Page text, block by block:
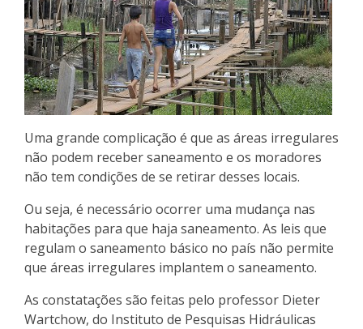
Uma grande complicação é que as áreas irregulares
não podem receber saneamento e os moradores
não tem condições de se retirar desses locais.
Ou seja, é necessário ocorrer uma mudança nas
habitações para que haja saneamento. As leis que
regulam o saneamento básico no país não permite
que áreas irregulares implantem o saneamento.
As constatações são feitas pelo professor Dieter
Wartchow, do Instituto de Pesquisas Hidráulicas